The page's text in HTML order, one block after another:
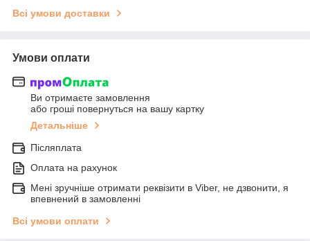
Всі умови доставки
Умови оплати
Ви отримаєте замовлення
або гроші повернуться на вашу картку
Детальніше
Післяплата
Оплата на рахунок
Мені зручніше отримати реквізити в Viber, не дзвонити, я
впевнений в замовленні
Всі умови оплати